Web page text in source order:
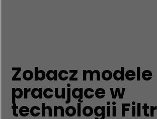
Zobacz modele
pracujące w
technologii